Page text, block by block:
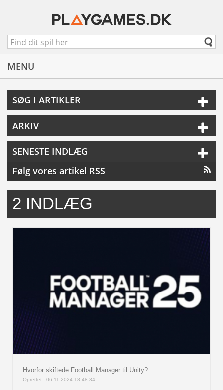
MENU
SØG I ARTIKLER
ARKIV
SENESTE INDLÆG
Følg vores artikel RSS
2 INDLÆG
Hvorfor skiftede Football Manager til Unity?
Oprettet : 06-11-2024 18:48:34